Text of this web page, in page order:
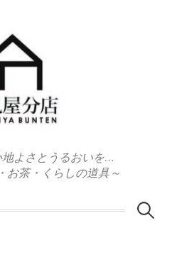
よさとうるおいを…
お茶・くらしの道具～
検